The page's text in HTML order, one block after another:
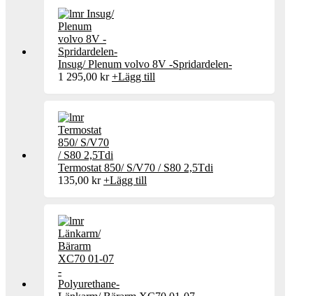
Insug/ Plenum volvo 8V -Spridardelen-
1 295,00 kr +Lägg till
Termostat 850/ S/V70 / S80 2,5Tdi
135,00 kr +Lägg till